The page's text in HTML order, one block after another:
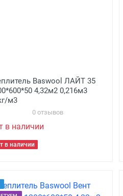
Baswool ЛАЙТ 35
4,32м2 0,216м3
м3
0 отзывов
в наличии
в наличии